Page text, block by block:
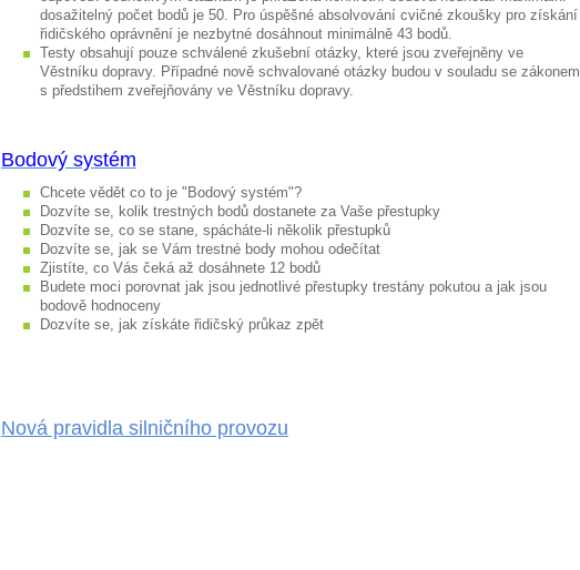
dosažitelný počet bodů je 50. Pro úspěšné absolvování cvičné zkoušky pro získání
řidičského oprávnění je nezbytné dosáhnout minimálně 43 bodů.
Testy obsahují pouze schválené zkušební otázky, které jsou zveřejněny ve
Věstníku dopravy. Případné nově schvalované otázky budou v souladu se zákonem
s předstihem zveřejňovány ve Věstníku dopravy.
Bodový systém
Chcete vědět co to je "Bodový systém"?
Dozvíte se, kolik trestných bodů dostanete za Vaše přestupky
Dozvíte se, co se stane, spácháte-li několik přestupků
Dozvíte se, jak se Vám trestné body mohou odečítat
Zjistíte, co Vás čeká až dosáhnete 12 bodů
Budete moci porovnat jak jsou jednotlivé přestupky trestány pokutou a jak jsou
bodově hodnoceny
Dozvíte se, jak získáte řidičský průkaz zpět
Nová pravidla silničního provozu